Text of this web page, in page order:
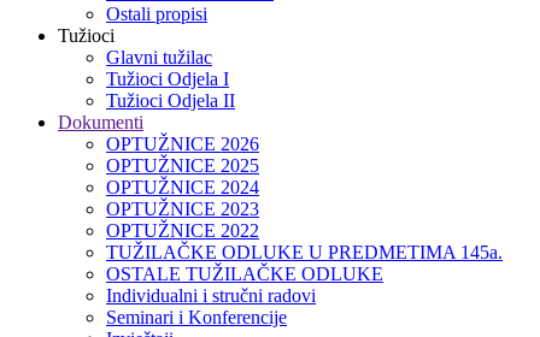
Ostali propisi
Tužioci
Glavni tužilac
Tužioci Odjela I
Tužioci Odjela II
Dokumenti
OPTUŽNICE 2026
OPTUŽNICE 2025
OPTUŽNICE 2024
OPTUŽNICE 2023
OPTUŽNICE 2022
TUŽILAČKE ODLUKE U PREDMETIMA 145a.
OSTALE TUŽILAČKE ODLUKE
Individualni i stručni radovi
Seminari i Konferencije